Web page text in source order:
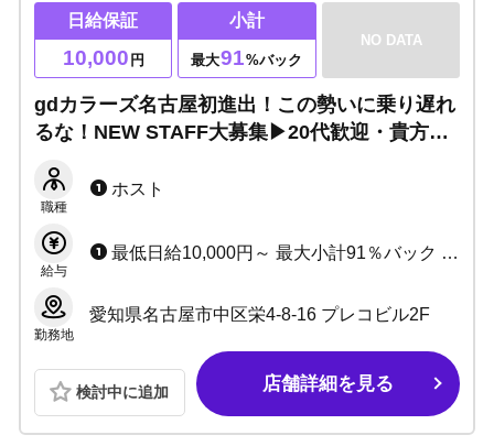
日給保証
10,000 円
小計
最大91%バック
NO DATA
gdカラーズ名古屋初進出！この勢いに乗り遅れ
るな！NEW STAFF大募集▶20代歓迎・貴方の
職種
ホスト
給与
最低日給10,000円～ 最大小計91％バック （各種条件があります。詳細は必ずご確認ください）
勤務地
愛知県名古屋市中区栄4-8-16 プレコビル2F
検討中に追加 店舗詳細を見る